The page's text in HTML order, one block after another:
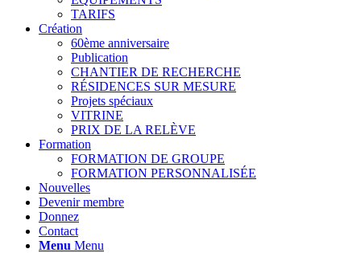
TARIFS
Création
60ème anniversaire
Publication
CHANTIER DE RECHERCHE
RÉSIDENCES SUR MESURE
Projets spéciaux
VITRINE
PRIX DE LA RELÈVE
Formation
FORMATION DE GROUPE
FORMATION PERSONNALISÉE
Nouvelles
Devenir membre
Donnez
Contact
Menu Menu